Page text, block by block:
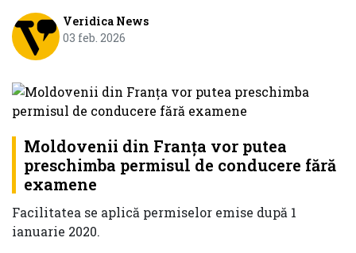
Veridica News
03 feb. 2026
Moldovenii din Franța vor putea
preschimba permisul de conducere fără
examene
Facilitatea se aplică permiselor emise după 1
ianuarie 2020.